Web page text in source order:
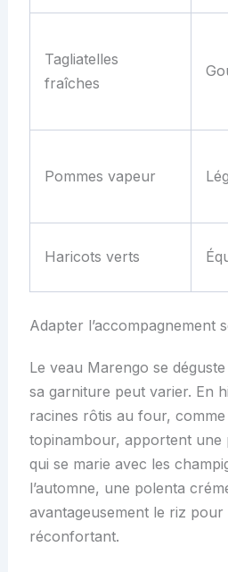
Tagliatelles
fraîches
Pommes vapeur
Haricots verts
Adapter l’accompagnement
Le veau Marengo se
sa garniture peut varier. En
racines rôtis au four,
topinambour, apportent
qui se marie avec les
l’automne, une polenta
avantageusement le riz pour
réconfortant.